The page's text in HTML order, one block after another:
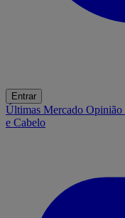
Entrar
Últimas Mercado Opinião
e Cabelo